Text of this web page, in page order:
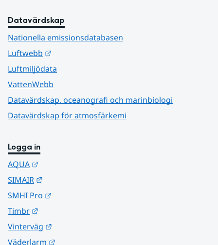
Datavärdskap
Nationella emissionsdatabasen
Luftwebb
Luftmiljödata
VattenWebb
Datavärdskap, oceanografi och marinbiologi
Datavärdskap för atmosfärkemi
Logga in
AQUA
SIMAIR
SMHI Pro
Timbr
Vinterväg
Väderlarm